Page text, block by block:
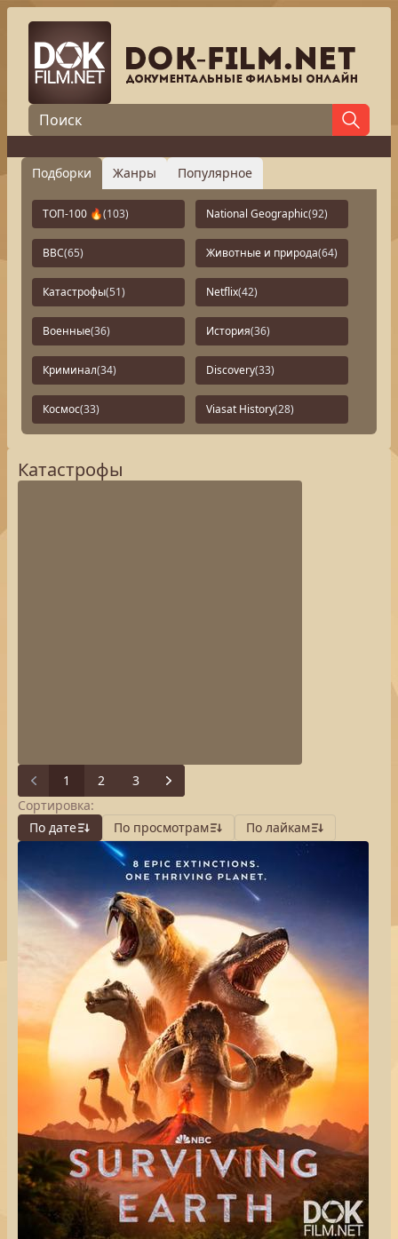
Подборки Жанры Популярное
ТОП-100 🔥(103) National Geographic(92)
BBC(65) Животные и природа(64)
Катастрофы(51) Netflix(42)
Военные(36) История(36)
Криминал(34) Discovery(33)
Космос(33) Viasat History(28)
Катастрофы
Previous
1 2 3
Next
Сортировка:
По дате
По просмотрам По лайкам